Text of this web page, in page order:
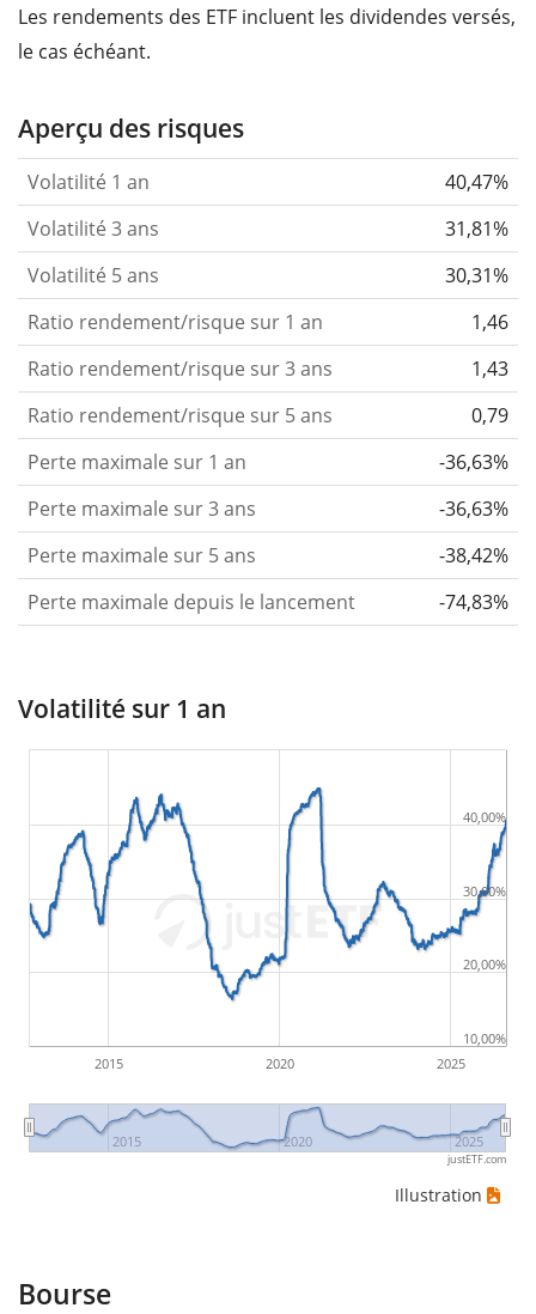
Les rendements des ETF incluent les dividendes versés,
le cas échéant.
Aperçu des risques
Volatilité 1 an
40,47%
Volatilité 3 ans
31,81%
Volatilité 5 ans
30,31%
Ratio rendement/risque sur 1 an
1,46
Ratio rendement/risque sur 3 ans
1,43
Ratio rendement/risque sur 5 ans
0,79
Perte maximale sur 1 an
-36,63%
Perte maximale sur 3 ans
-36,63%
Perte maximale sur 5 ans
-38,42%
Perte maximale depuis le lancement
-74,83%
Volatilité sur 1 an
2015 2020 2025
2015 2020 2025
10,00%
20,00%
30,00%
40,00%
justETF.com
Illustration
Bourse